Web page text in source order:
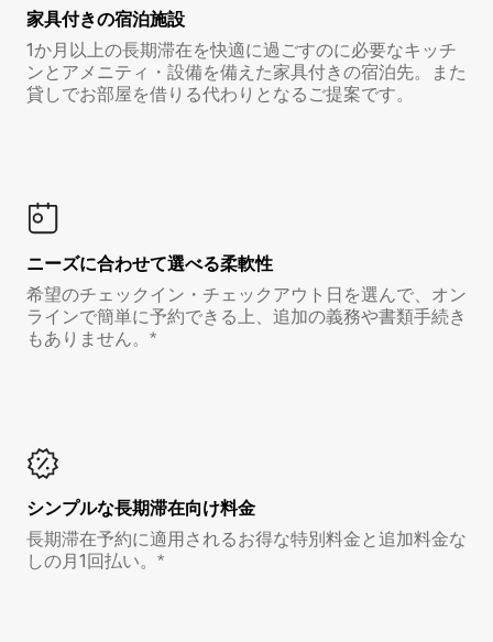
家具付き⁠の宿⁠泊⁠施⁠設
1か月以上の長期滞在を快適に過ごすのに必要なキッチ
ンとアメニティ・設備を備えた家具付きの宿泊先。また
貸しでお部屋を借りる代わりとなるご提案です。
ニーズに合わせて選べる柔軟性
希望のチェックイン・チェックアウト日を選んで、オン
ラインで簡単に予約できる上、追加の義務や書類手続き
もありません。*
シンプルな長期滞在向け料金
長期滞在予約に適用されるお得な特別料金と追加料金な
しの月1回払い。*